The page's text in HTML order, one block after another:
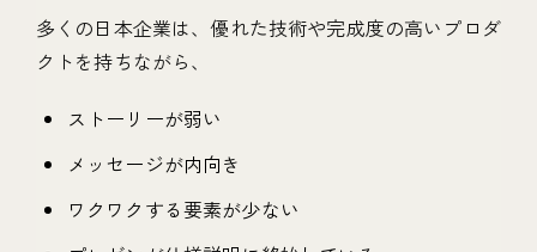
多くの日本企業は、優れた技術や完成度の高いプロダ
クトを持ちながら、
ストーリーが弱い
メッセージが内向き
ワクワクする要素が少ない